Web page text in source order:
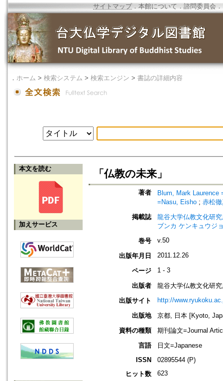
サイトマップ．本館について ． 諮問委員会 ．
． ホーム > 検索システム > 検索エンジン > 書誌の詳細内容
本文を読む
加えサービス
「仏教の未来」
著者
Blum, Mark Laurence
=Nasu, Eisho ; 赤松
掲載誌
龍谷大学仏教文化研
ブンカ ケンキュウジ
巻号
v.50
出版年月日 2011.12.26
ページ 1 - 3
出版者
龍谷大学仏教文化研
出版サイト
http://
出版地
京都, 日本 [Kyoto,
資料の種類
期刊論文=Journal
言語
日文=Japanese
ISSN
02895544 (P)
ヒット数
623